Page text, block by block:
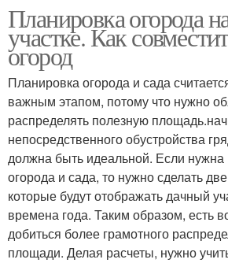
Планировка огорода
участке. Как
огород
Планировка огорода и сада
важным этапом, потому что нужно
распределять полезную
непосредственного обустройства
должна быть идеальной. Если нужна
огорода и сада, то нужно сделать
которые будут отображать дачный
времена года. Таким образом, есть
добиться более грамотного
площади. Делая расчеты, нужно